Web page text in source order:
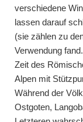
verschiedene
lassen darauf
(sie zählen zu
Verwendung
Zeit des
Alpen mit
Während der
Ostgoten,